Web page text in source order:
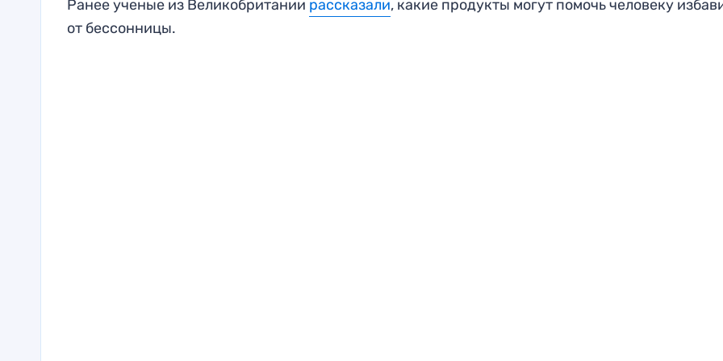
Ранее ученые из Великобритании рассказали, какие продукты могут помочь человеку
от бессонницы.